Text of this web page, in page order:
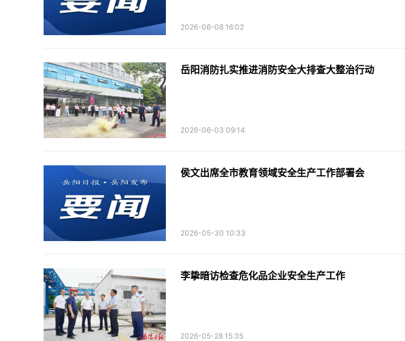
2026-06-08 16:02
岳阳消防扎实推进消防安全大排查大整治行动
2026-06-03 09:14
侯文出席全市教育领域安全生产工作部署会
2026-05-30 10:33
李挚暗访检查危化品企业安全生产工作
2026-05-28 15:35